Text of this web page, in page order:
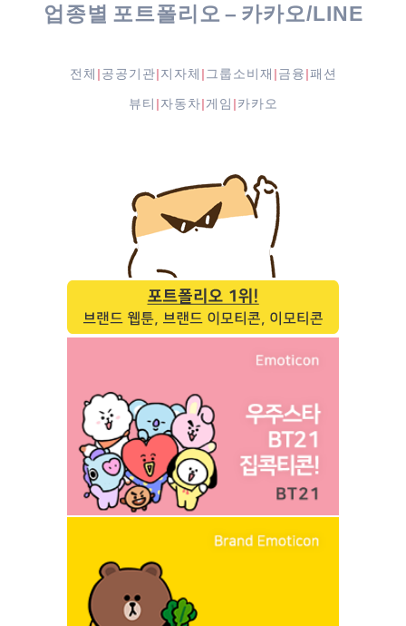
업종별 포트폴리오 – 카카오/LINE
전체 |공공기관|지자체 | 그룹소비재 |금융|패션
뷰티 |자동차|게임 |카카오